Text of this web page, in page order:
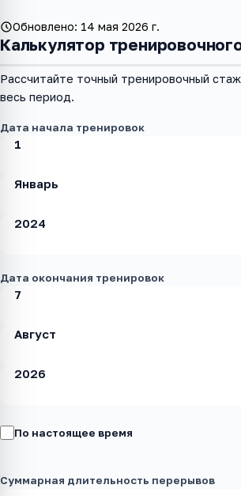
Обновлено: 14 мая 2026 г.
Калькулятор
Рассчитайте точный тренировочный
весь период.
Дата начала тренировок
Дата окончания тренировок
По настоящее время
Суммарная длительность перерывов